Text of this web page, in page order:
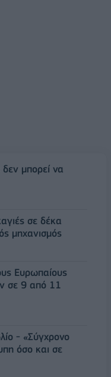
μπορεί να
σε δέκα
μηχανισμός
Ευρωπαίους
σε 9 από 11
- «Σύγχρονο
όσο και σε